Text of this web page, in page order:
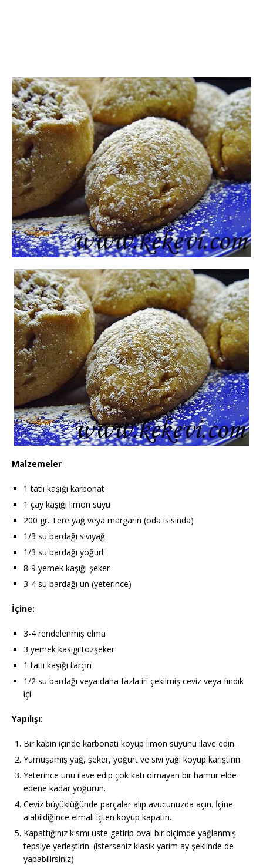
Malzemeler
1 tatlı kaşığı karbonat
1 çay kaşığı limon suyu
200 gr. Tere yağ veya margarin (oda ısısında)
1/3 su bardağı sıvıyağ
1/3 su bardağı yoğurt
8-9 yemek kaşığı şeker
3-4 su bardağı un (yeterince)
İçine:
3-4 rendelenmiş elma
3 yemek kasıgı tozşeker
1 tatlı kaşığı tarçın
1/2 su bardağı veya daha fazla iri çekilmiş ceviz veya fındık
içi
Yapılışı:
Bir kabin içinde karbonatı koyup limon suyunu ilave edin.
Yumuşamış yağ, şeker, yoğurt ve sıvı yağı koyup karıştırın.
Yeterince unu ilave edip çok katı olmayan bir hamur elde
edene kadar yoğurun.
Ceviz büyüklüğünde parçalar alıp avucunuzda açın. İçine
alabildiğince elmalı içten koyup kapatın.
Kapattığınız kısmı üste getirip oval bir biçimde yağlanmış
tepsiye yerleştirin. (isterseniz klasik yarim ay şeklinde de
yapabilirsiniz)